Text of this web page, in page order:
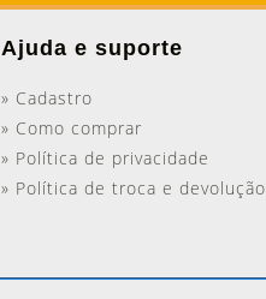
Ajuda e suporte
» Cadastro
» Como comprar
» Política de privacidade
» Política de troca e devolução